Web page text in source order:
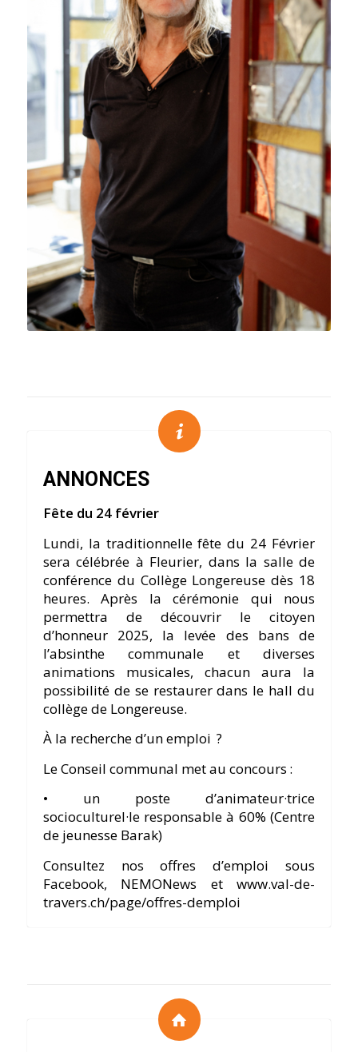
ANNONCES
Fête du 24 février
Lundi, la traditionnelle fête du 24 Février
sera célébrée à Fleurier, dans la salle de
conférence du Collège Longereuse dès 18
heures. Après la cérémonie qui nous
permettra de découvrir le citoyen
d’honneur 2025, la levée des bans de
l’absinthe communale et diverses
animations musicales, chacun aura la
possibilité de se restaurer dans le hall du
collège de Longereuse.
À la recherche d’un emploi ?
Le Conseil communal met au concours :
• un poste d’animateur·trice
socioculturel·le responsable à 60% (Centre
de jeunesse Barak)
Consultez nos offres d’emploi sous
Facebook, NEMONews et www.val-de-
travers.ch/page/offres-demploi